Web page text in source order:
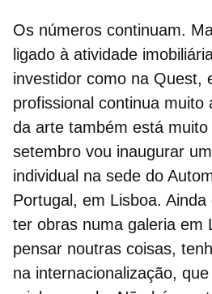
Os números continuam.
ligado à atividade
investidor como na Quest,
profissional continua muito
da arte também está muito
setembro vou inaugurar
individual na sede do
Portugal, em Lisboa.
ter obras numa galeria em
pensar noutras coisas,
na internacionalização,